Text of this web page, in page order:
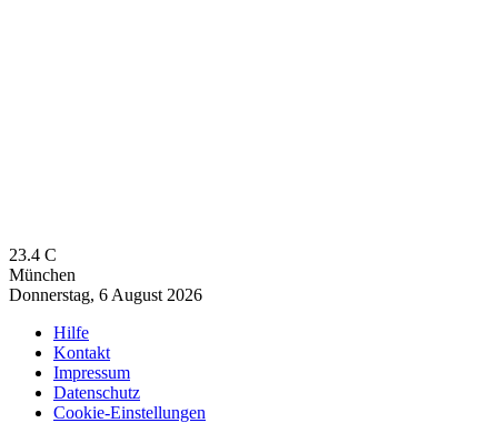
23.4 C
München
Donnerstag, 6 August 2026
Hilfe
Kontakt
Impressum
Datenschutz
Cookie-Einstellungen